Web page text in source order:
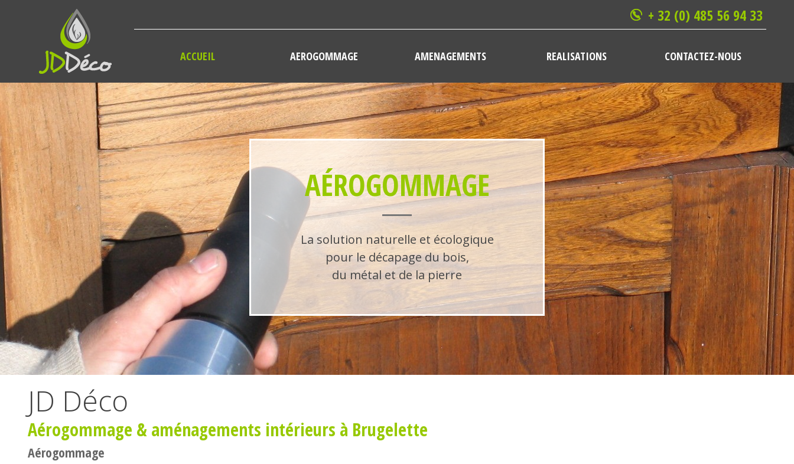
+ 32 (0) 485 56 94 33
ACCUEIL AEROGOMMAGE AMENAGEMENTS REALISATIONS CONTACTEZ-NOUS
AÉROGOMMAGE
La solution naturelle et écologique
pour le décapage du bois,
du métal et de la pierre
JD Déco
Aérogommage &aménagements intérieurs à Brugelette
Aérogommage